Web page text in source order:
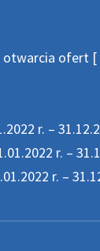
ofert [
r. –
r. –
r. –